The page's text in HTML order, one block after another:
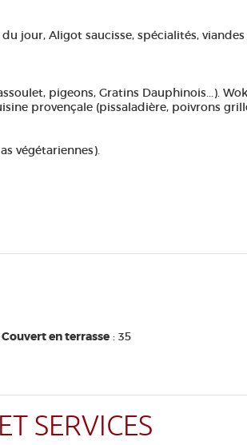
jour, Aligot saucisse, spécialités,
pigeons, Gratins Dauphinois...).
provençale (pissaladière, poivrons
végétariennes).
Couvert en terrasse : 35
SERVICES